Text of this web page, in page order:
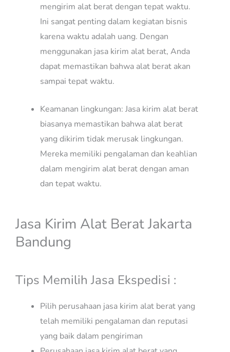
mengirim alat berat dengan tepat waktu.
Ini sangat penting dalam kegiatan bisnis
karena waktu adalah uang. Dengan
menggunakan jasa kirim alat berat, Anda
dapat memastikan bahwa alat berat akan
sampai tepat waktu.
Keamanan lingkungan: Jasa kirim alat berat
biasanya memastikan bahwa alat berat
yang dikirim tidak merusak lingkungan.
Mereka memiliki pengalaman dan keahlian
dalam mengirim alat berat dengan aman
dan tepat waktu.
Jasa Kirim Alat Berat Jakarta
Bandung
Tips Memilih Jasa Ekspedisi :
Pilih perusahaan jasa kirim alat berat yang
telah memiliki pengalaman dan reputasi
yang baik dalam pengiriman